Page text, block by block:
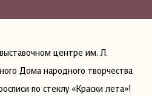
центре им. Л.
Дома народного творчества
по стеклу «Краски лета»!